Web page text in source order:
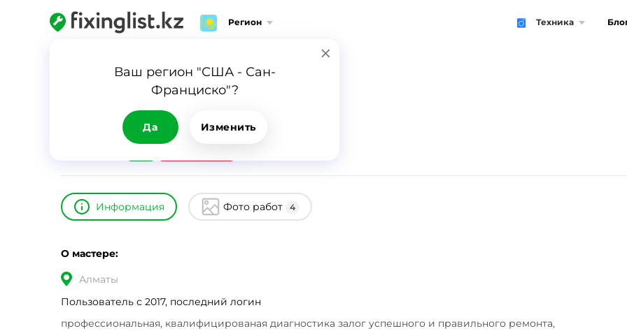
Регион Техника
Ваш регион "США - Сан-
Франциско"?
Да Изменить
Александр
Информация Фото работ 4
О мастере:
Алматы
Пользователь с 2017, последний логин
профессиональная, квалифицированая диагностика залог успешного и правильного ремонта,